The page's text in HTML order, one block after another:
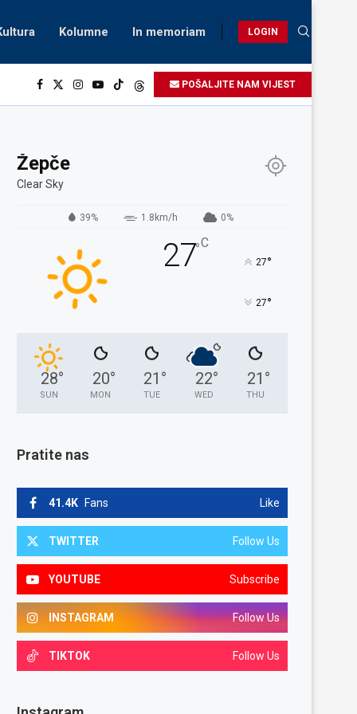
Kolumne In memoriam LOGIN
POŠALJITE NAM VIJEST
Žepče
Clear Sky
39% 1.8km/h 0%
27°C
27°
27°
28°
SUN
20°
MON
21 °
TUE
22°
WED
21 °
THU
Pratite nas
41.4K Fans Like
TWITTER Follow Us
YOUTUBE Subscribe
INSTAGRAM Follow Us
TIKTOK Follow Us